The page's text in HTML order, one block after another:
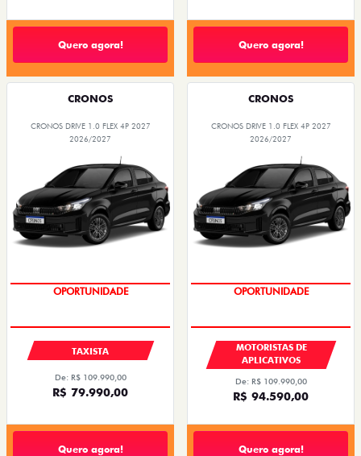
Quero agora! Quero agora!
CRONOS
CRONOS DRIVE 1.0 FLEX 4P 2027
2026/2027
OPORTUNIDADE
TAXISTA
De: R$ 109.990,00
R$ 79.990,00
Quero agora!
CRONOS
CRONOS DRIVE 1.0 FLEX 4P 2027
2026/2027
OPORTUNIDADE
MOTORISTAS DE
APLICATIVOS
De: R$ 109.990,00
R$ 94.590,00
Quero agora!